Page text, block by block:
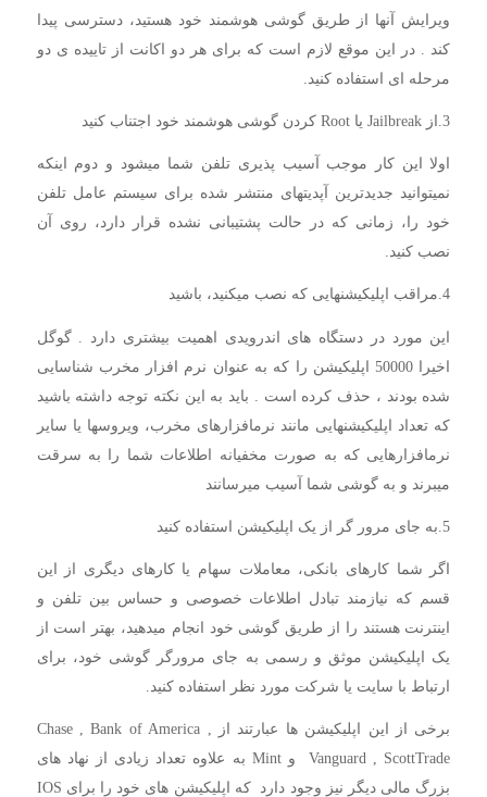
ویرایش آنها از طریق گوشی هوشمند خود هستید، دسترسی پیدا
کند . در این موقع لازم است که برای هر دو اکانت از تاییده ی دو
مرحله ای استفاده کنید.
3.از Jailbreak یا Root کردن گوشی هوشمند خود اجتناب کنید
اولا این کار موجب آسیب پذیری تلفن شما میشود و دوم اینکه
نمیتوانید جدیدترین آپدیتهای منتشر شده برای سیستم عامل تلفن
خود را، زمانی که در حالت پشتیبانی نشده قرار دارد، روی آن
نصب کنید.
4.مراقب اپلیکیشنهایی که نصب میکنید، باشید
این مورد در دستگاه های اندرویدی اهمیت بیشتری دارد . گوگل
اخیرا 50000 اپلیکیشن را که به عنوان نرم افزار مخرب شناسایی
شده بودند ، حذف کرده است . باید به این نکته توجه داشته باشید
که تعداد اپلیکیشنهایی مانند نرمافزارهای مخرب، ویروسها یا سایر
نرمافزارهایی که به صورت مخفیانه اطلاعات شما را به سرقت
میبرند و به گوشی شما آسیب میرسانند
5.به جای مرور گر از یک اپلیکیشن استفاده کنید
اگر شما کارهای بانکی، معاملات سهام یا کارهای دیگری از این
قسم که نیازمند تبادل اطلاعات خصوصی و حساس بین تلفن و
اینترنت هستند را از طریق گوشی خود انجام میدهید، بهتر است از
یک اپلیکیشن موثق و رسمی به جای مرورگر گوشی خود، برای
ارتباط با سایت یا شرکت مورد نظر استفاده کنید.
برخی از این اپلیکیشن ها عبارتند از Chase , Bank of America ,
Vanguard , ScottTrade و Mint به علاوه تعداد زیادی از نهاد های
بزرگ مالی دیگر نیز وجود دارد که اپلیکیشن های خود را برای IOS